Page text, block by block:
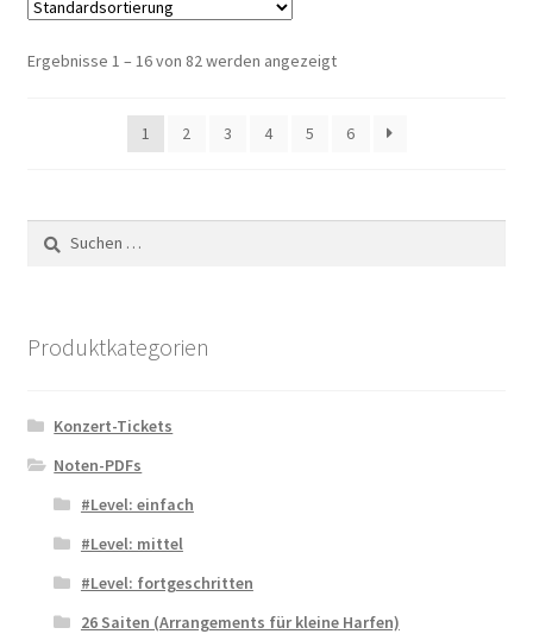
Ergebnisse 1 – 16 von 82 werden angezeigt
1 2 3 4 5 6
Suchen
nach:
Produktkategorien
Konzert-Tickets
Noten-PDFs
#Level: einfach
#Level: mittel
#Level: fortgeschritten
26 Saiten (Arrangements für kleine Harfen)